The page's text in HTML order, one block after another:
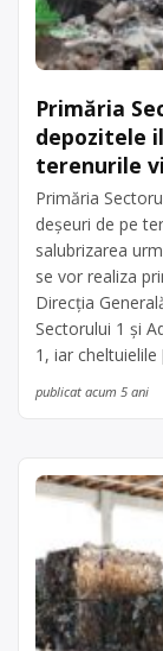
Primăria
depozitele
terenurile
Primăria
deşeuri de pe
salubrizarea
se vor realiza
Direcţia
Sectorului 1 şi
1, iar
publicat acum 5 ani